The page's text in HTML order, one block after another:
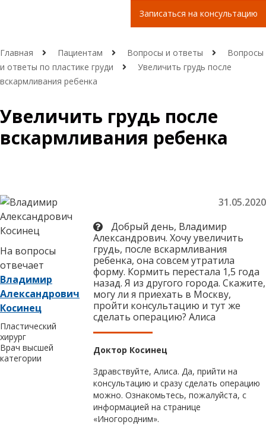
Записаться на консультацию
Главная Пациентам Вопросы и ответы
Вопросы
и ответы по пластике груди
Увеличить грудь после
вскармливания ребенка
Увеличить грудь после
вскармливания ребенка
На вопросы
отвечает
Владимир
Александрович
Косинец
Пластический
хирург
Врач высшей
категории
31.05.2020
Добрый день, Владимир
Александрович. Хочу увеличить
грудь, после вскармливания
ребенка, она совсем утратила
форму. Кормить перестала 1,5 года
назад. Я из другого города. Скажите,
могу ли я приехать в Москву,
пройти консультацию и тут же
сделать операцию? Алиса
Доктор Косинец
Здравствуйте, Алиса. Да, прийти на
консультацию и сразу сделать операцию
можно. Ознакомьтесь, пожалуйста, с
информацией на странице
«Иногородним».